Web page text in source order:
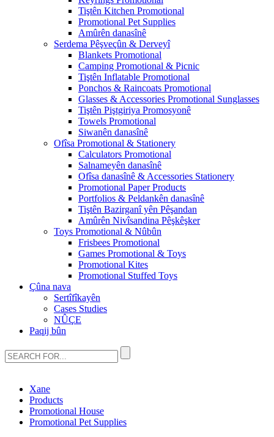
Tiştên Kitchen Promotional
Promotional Pet Supplies
Amûrên danasînê
Serdema Pêşveçûn & Derveyî
Blankets Promotional
Camping Promotional & Picnic
Tiştên Inflatable Promotional
Ponchos & Raincoats Promotional
Glasses & Accessories Promotional Sunglasses
Tiştên Piştgiriya Promosyonê
Towels Promotional
Siwanên danasînê
Ofîsa Promotional & Stationery
Calculators Promotional
Salnameyên danasînê
Ofîsa danasînê & Accessories Stationery
Promotional Paper Products
Portfolios & Peldankên danasînê
Tiştên Bazirganî yên Pêşandan
Amûrên Nivîsandina Pêşkêşker
Toys Promotional & Nûbûn
Frisbees Promotional
Games Promotional & Toys
Promotional Kites
Promotional Stuffed Toys
Çûna nava
Sertîfîkayên
Cases Studies
NÛÇE
Paqij bûn
Xane
Products
Promotional House
Promotional Pet Supplies